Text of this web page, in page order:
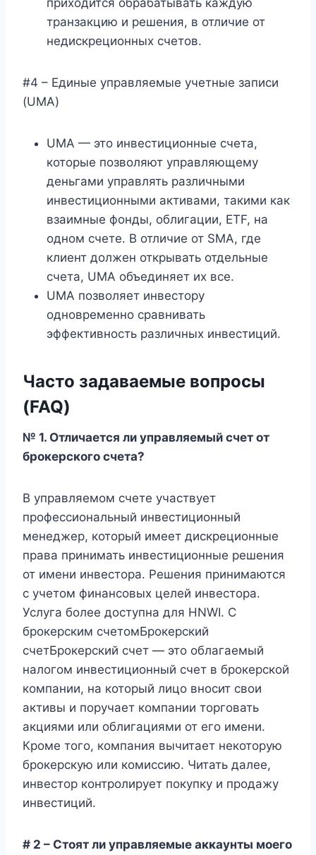
транзакцию и решения, в отличие от
недискреционных счетов.
#4 – Единые управляемые учетные записи
(UMA)
UMA — это инвестиционные счета,
которые позволяют управляющему
деньгами управлять различными
инвестиционными активами, такими как
взаимные фонды, облигации, ETF, на
одном счете. В отличие от SMA, где
клиент должен открывать отдельные
счета, UMA объединяет их все.
UMA позволяет инвестору
одновременно сравнивать
эффективность различных инвестиций.
Часто задаваемые вопросы
(FAQ)
№ 1. Отличается ли управляемый счет от
брокерского счета?
В управляемом счете участвует
профессиональный инвестиционный
менеджер, который имеет дискреционные
права принимать инвестиционные решения
от имени инвестора. Решения принимаются
с учетом финансовых целей инвестора.
Услуга более доступна для HNWI. С
брокерским счетомБрокерский
счетБрокерский счет — это облагаемый
налогом инвестиционный счет в брокерской
компании, на который лицо вносит свои
активы и поручает компании торговать
акциями или облигациями от его имени.
Кроме того, компания вычитает некоторую
брокерскую или комиссию. Читать далее,
инвестор контролирует покупку и продажу
инвестиций.
# 2 – Стоят ли управляемые аккаунты моего